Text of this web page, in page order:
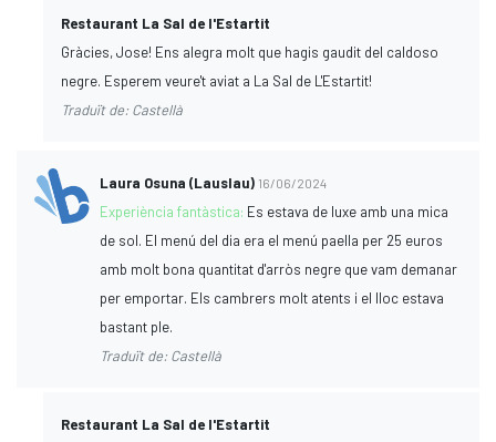
Restaurant La Sal de l'Estartit
Gràcies, Jose! Ens alegra molt que hagis gaudit del caldoso
negre. Esperem veure't aviat a La Sal de L'Estartit!
Traduït de: Castellà
Laura Osuna (Lauslau) 16/06/2024
Experiència fantàstica: Es estava de luxe amb una mica
de sol. El menú del dia era el menú paella per 25 euros
amb molt bona quantitat d'arròs negre que vam demanar
per emportar. Els cambrers molt atents i el lloc estava
bastant ple.
Traduït de: Castellà
Restaurant La Sal de l'Estartit